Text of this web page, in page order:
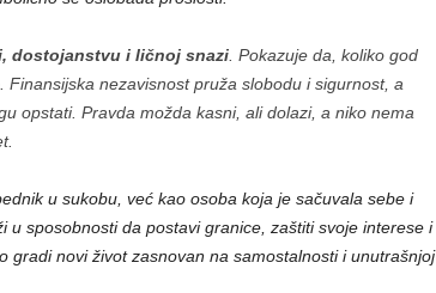
dostojanstvu i ličnoj snazi. Pokazuje da, koliko god
nezavisnost pruža slobodu i sigurnost, a
opstati. Pravda možda kasni, ali dolazi, a niko nema
u sukobu, već kao osoba koja je sačuvala sebe i
u sposobnosti da postavi granice, zaštiti svoje interese i
gradi novi život zasnovan na samostalnosti i unutrašnjoj